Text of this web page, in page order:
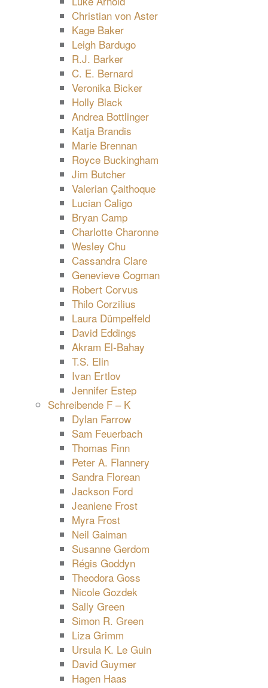
Christian von Aster
Kage Baker
Leigh Bardugo
R.J. Barker
C. E. Bernard
Veronika Bicker
Holly Black
Andrea Bottlinger
Katja Brandis
Marie Brennan
Royce Buckingham
Jim Butcher
Valerian Çaithoque
Lucian Caligo
Bryan Camp
Charlotte Charonne
Wesley Chu
Cassandra Clare
Genevieve Cogman
Robert Corvus
Thilo Corzilius
Laura Dümpelfeld
David Eddings
Akram El-Bahay
T.S. Elin
Ivan Ertlov
Jennifer Estep
Schreibende F – K
Dylan Farrow
Sam Feuerbach
Thomas Finn
Peter A. Flannery
Sandra Florean
Jackson Ford
Jeaniene Frost
Myra Frost
Neil Gaiman
Susanne Gerdom
Régis Goddyn
Theodora Goss
Nicole Gozdek
Sally Green
Simon R. Green
Liza Grimm
Ursula K. Le Guin
David Guymer
Hagen Haas